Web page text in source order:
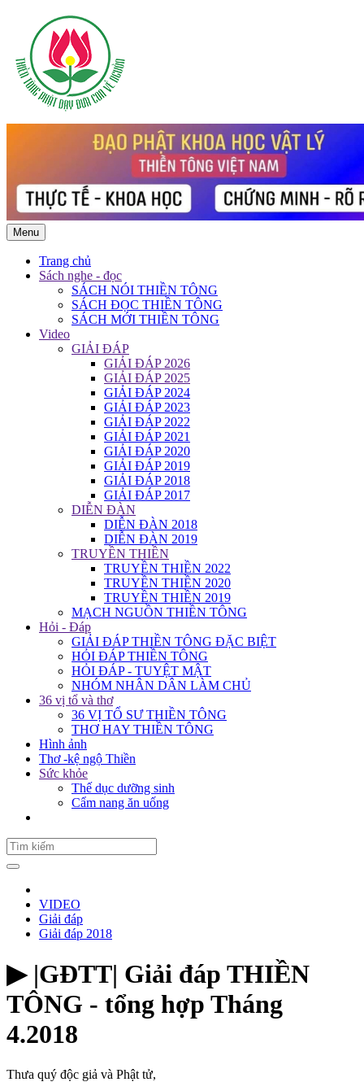
Menu
Trang chủ
Sách nghe - đọc
SÁCH NÓI THIỀN TÔNG
SÁCH ĐỌC THIỀN TÔNG
SÁCH MỚI THIỀN TÔNG
Video
GIẢI ĐÁP
GIẢI ĐÁP 2026
GIẢI ĐÁP 2025
GIẢI ĐÁP 2024
GIẢI ĐÁP 2023
GIẢI ĐÁP 2022
GIẢI ĐÁP 2021
GIẢI ĐÁP 2020
GIẢI ĐÁP 2019
GIẢI ĐÁP 2018
GIẢI ĐÁP 2017
DIỄN ĐÀN
DIỄN ĐÀN 2018
DIỄN ĐÀN 2019
TRUYỀN THIỀN
TRUYỀN THIỀN 2022
TRUYỀN THIỀN 2020
TRUYỀN THIỀN 2019
MẠCH NGUỒN THIỀN TÔNG
Hỏi - Đáp
GIẢI ĐÁP THIỀN TÔNG ĐẶC BIỆT
HỎI ĐÁP THIỀN TÔNG
HỎI ĐÁP - TUYỆT MẬT
NHÓM NHÂN DÂN LÀM CHỦ
36 vị tổ và thơ
36 VỊ TỔ SƯ THIỀN TÔNG
THƠ HAY THIỀN TÔNG
Hình ảnh
Thơ -kệ ngộ Thiền
Sức khỏe
Thế dục dưỡng sinh
Cẩm nang ăn uống
VIDEO
Giải đáp
Giải đáp 2018
▶︎ |GĐTT| Giải đáp THIỀN
TÔNG - tổng hợp Tháng
4.2018
Thưa quý độc giả và Phật tử,